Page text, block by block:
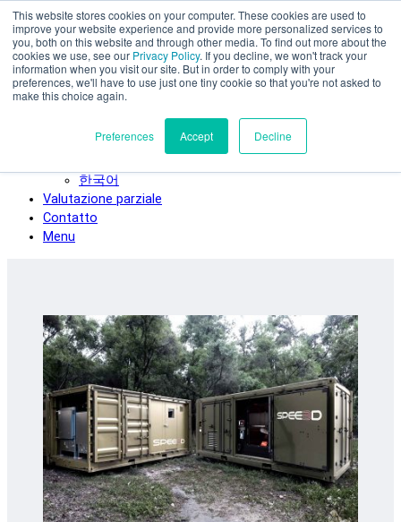
This website stores cookies on your computer. These cookies are used to
improve your website experience and provide more personalized services to
you, both on this website and through other media. To find out more about the
cookies we use, see our Privacy Policy. If you decline, we won't track your
information when you visit our site. But in order to comply with your
preferences, we'll have to use just one tiny cookie so that you're not asked to
make this choice again.
Preferences Accept Decline
Vai al contenuto principale
SPEE3D
Italiano
English
Español
Français
한국어
Valutazione parziale
Contatto
Menu